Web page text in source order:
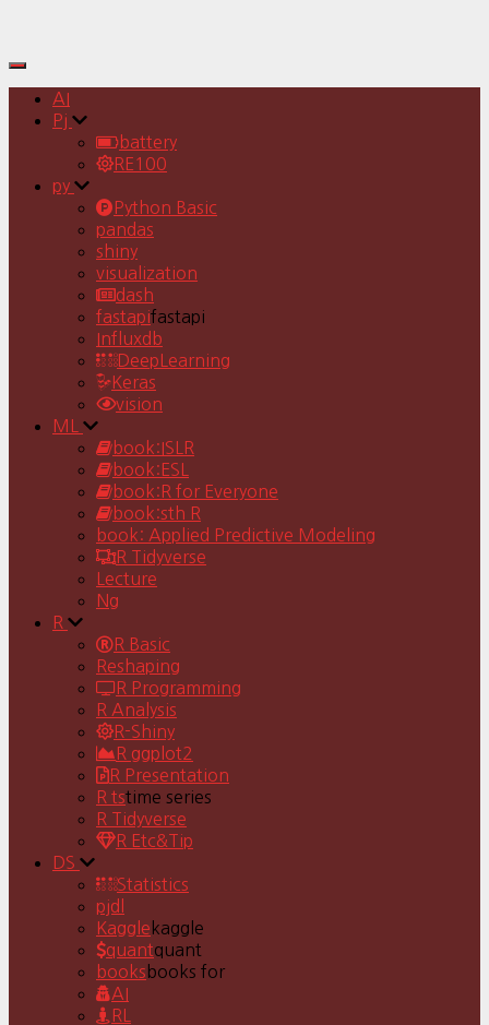
Toggle
Navigation
AI
Pj
battery
RE100
py
Python Basic
pandas
shiny
visualization
dash
fastapifastapi
Influxdb
DeepLearning
Keras
vision
ML
book:ISLR
book:ESL
book:R for Everyone
book:sth R
book: Applied Predictive Modeling
R Tidyverse
Lecture
Ng
R
R Basic
Reshaping
R Programming
R Analysis
R-Shiny
R ggplot2
R Presentation
R tstime series
R Tidyverse
R Etc&Tip
DS
Statistics
pjdl
Kaggle kaggle
quantquant
books books for
AI
RL